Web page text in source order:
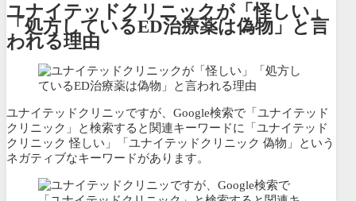
ユナイテッドクリニックが「怪しい」
「処方しているED治療薬は偽物」と言
われる理由
ユナイテッドクリニッですが、Google検索で「ユナイテッド
クリニック」と検索すると関連キーワードに「ユナイテッド
クリニック 怪しい」「ユナイテッドクリニック 偽物」という
ネガティブなキーワードがあります。